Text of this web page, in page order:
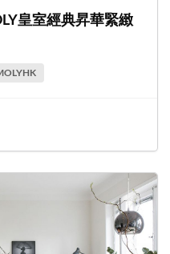
皇室經典昇華緊緻